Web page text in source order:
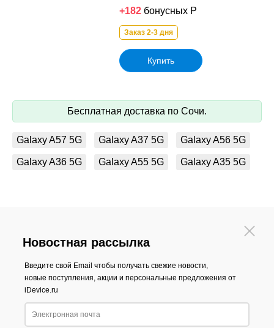
+182 бонусных Р
Заказ 2-3 дня
Купить
Бесплатная доставка по Сочи.
Galaxy A57 5G Galaxy A37 5G Galaxy A56 5G
Galaxy A36 5G Galaxy A55 5G Galaxy A35 5G
Новостная рассылка
Введите свой Email чтобы получать свежие новости,
новые поступления, акции и персональные предложения от
iDevice.ru